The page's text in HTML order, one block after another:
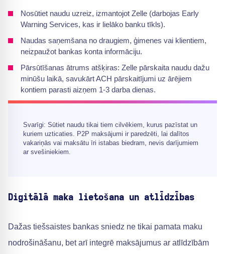
Nosūtiet naudu uzreiz, izmantojot Zelle (darbojas Early
Warning Services, kas ir lielāko banku tīkls).
Naudas saņemšana no draugiem, ģimenes vai klientiem,
neizpaužot bankas konta informāciju.
Pārsūtīšanas ātrums atšķiras: Zelle pārskaita naudu dažu
minūšu laikā, savukārt ACH pārskaitījumi uz ārējiem
kontiem parasti aizņem 1-3 darba dienas.
Svarīgi: Sūtiet naudu tikai tiem cilvēkiem, kurus pazīstat un
kuriem uzticaties. P2P maksājumi ir paredzēti, lai dalītos
vakariņās vai maksātu īri istabas biedram, nevis darījumiem
ar svešiniekiem.
Digitālā maka lietošana un atlīdzības
Dažas tiešsaistes bankas sniedz ne tikai pamata maku
nodrošināšanu, bet arī integrē maksājumus ar atlīdzībām